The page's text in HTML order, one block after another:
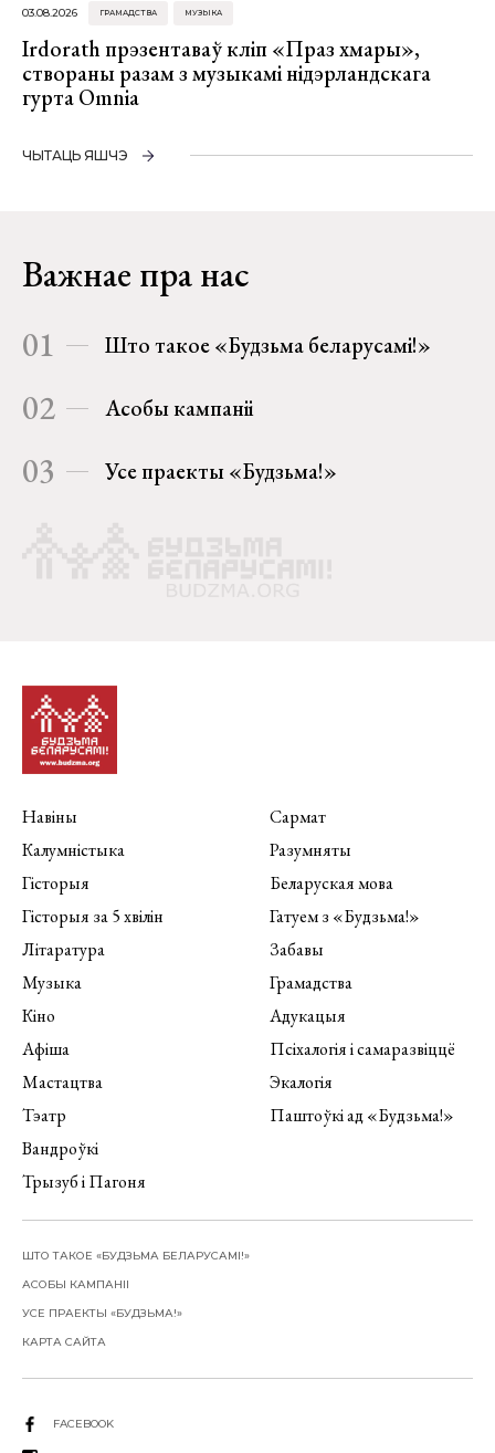
03.08.2026 ГРАМАДСТВА МУЗЫКА
Irdorath прэзентаваў кліп «Праз хмары»,
створаны разам з музыкамі нідэрландскага
гурта Omnia
ЧЫТАЦЬ ЯШЧЭ
Важнае пра нас
01 Што такое «Будзьма беларусамі!»
02 Асобы кампаніі
03 Усе праекты «Будзьма!»
Навіны
Калумністыка
Гісторыя
Гісторыя за 5 хвілін
Літаратура
Музыка
Кіно
Афіша
Мастацтва
Тэатр
Вандроўкі
Трызуб і Пагоня
Сармат
Разумняты
Беларуская мова
Гатуем з «Будзьма!»
Забавы
Грамадства
Адукацыя
Псіхалогія і самаразвіццё
Экалогія
Паштоўкі ад «Будзьма!»
ШТО ТАКОЕ «БУДЗЬМА БЕЛАРУСАМІ!»
АСОБЫ КАМПАНІІ
УСЕ ПРАЕКТЫ «БУДЗЬМА!»
КАРТА САЙТА
FACEBOOK